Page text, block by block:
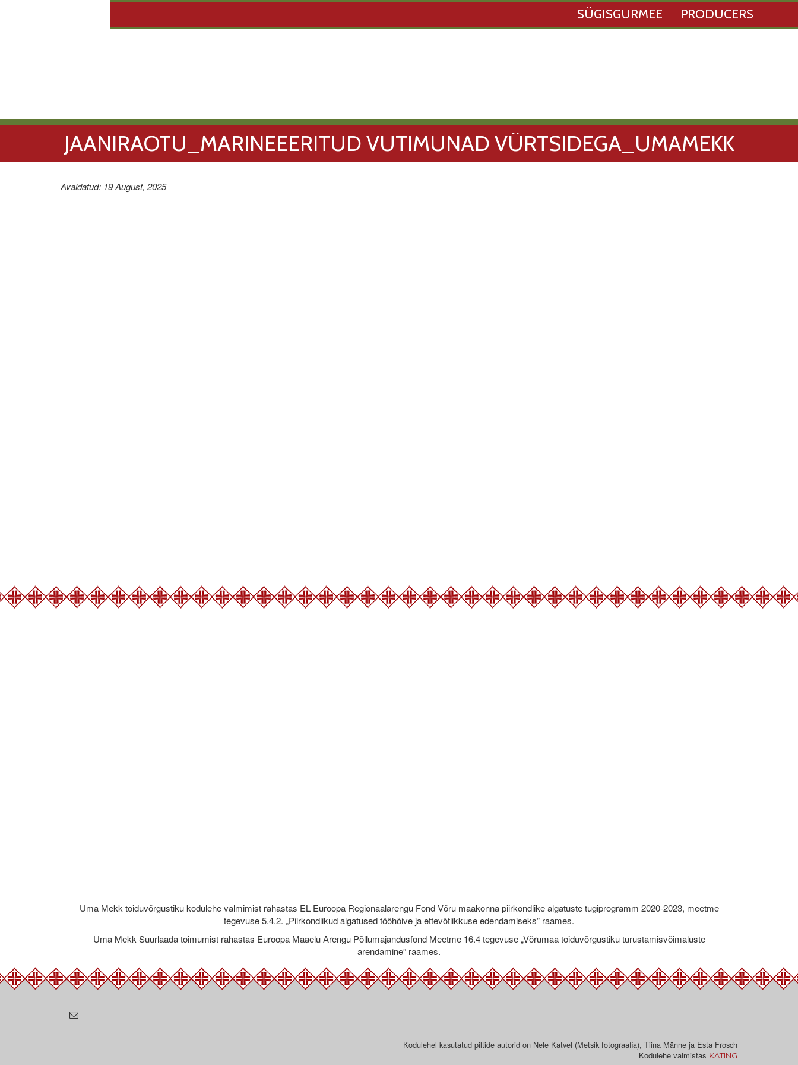
SÜGISGURMEE PRODUCERS
JAANIRAOTU_MARINEEERITUD VUTIMUNAD VÜRTSIDEGA_UMAMEKK
Avaldatud: 19 August, 2025
Uma Mekk toiduvõrgustiku kodulehe valmimist rahastas EL Euroopa Regionaalarengu Fond Võru maakonna piirkondlike algatuste tugiprogramm 2020-2023, meetme
tegevuse 5.4.2. „Piirkondlikud algatused tööhõive ja ettevõtlikkuse edendamiseks” raames.
Uma Mekk Suurlaada toimumist rahastas Euroopa Maaelu Arengu Põllumajandusfond Meetme 16.4 tegevuse „Võrumaa toiduvõrgustiku turustamisvõimaluste
arendamine” raames.
Kodulehel kasutatud piltide autorid on Nele Katvel (Metsik fotograafia), Tiina Männe ja Esta Frosch
Kodulehe valmistas KATING